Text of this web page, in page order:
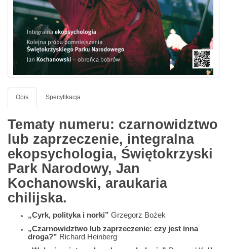
Opis Specyfikacja
Tematy numeru: czarnowidztwo
lub zaprzeczenie, integralna
ekopsychologia, Świętokrzyski
Park Narodowy, Jan
Kochanowski, araukaria
chilijska.
„Cyrk, polityka i norki” Grzegorz Bożek
„Czarnowidztwo lub zaprzeczenie: czy jest inna
droga?” Richard Heinberg